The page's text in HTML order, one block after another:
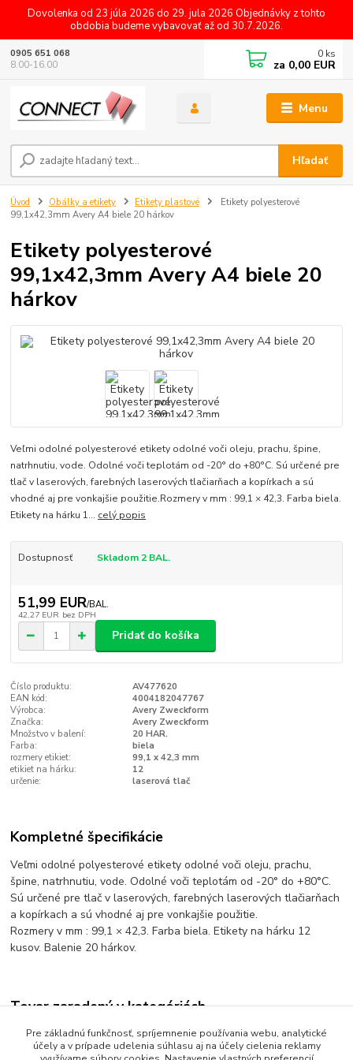
Dovolenka od 23 júla 2026 do 29. jula 2026 Objednávky z tohto
obdobia budeme vybavovať až od 30.7.2026.
Menu
Hľadať
0905 651 068
8.00-16.00
0 ks
za 0,00 EUR
Úvod Obálky a etikety Etikety plastové
Etikety polyesterové
99,1x42,3mm Avery A4 biele 20 hárkov
Etikety polyesterové
99,1x42,3mm Avery A4 biele 20
hárkov
Veľmi odolné polyesterové etikety odolné voči oleju, prachu, špine,
natrhnutiu, vode. Odolné voči teplotám od -20° do +80°C. Sú určené pre
tlač v laserových, farebných laserových tlačiarňach a kopírkach a sú
vhodné aj pre vonkajšie použitie.Rozmery v mm : 99,1 × 42,3. Farba biela.
Etikety na hárku 1... celý popis
Dostupnosť Skladom 2 BAL.
51,99 EUR/BAL.
42,27 EUR bez DPH
Pridať do košíka
Číslo produktu:
AV477620
EAN kód:
4004182047767
Výrobca:
Avery Zweckform
Značka:
Avery Zweckform
Množstvo v balení:
20 HAR.
Farba:
biela
rozmery etikiet:
99,1 x 42,3 mm
etikiet na hárku:
12
určenie:
laserová tlač
Kompletné špecifikácie
Veľmi odolné polyesterové etikety odolné voči oleju, prachu,
špine, natrhnutiu, vode. Odolné voči teplotám od -20° do +80°C.
Sú určené pre tlač v laserových, farebných laserových tlačiarňach
a kopírkach a sú vhodné aj pre vonkajšie použitie.
Rozmery v mm : 99,1 × 42,3. Farba biela. Etikety na hárku 12
kusov. Balenie 20 hárkov.
Tovar zaradený v kategóriách
Obálky a etikety
Pre základnú funkčnosť, spríjemnenie používania webu, analytické
účely a v prípade udelenia súhlasu aj na účely cielenia reklamy